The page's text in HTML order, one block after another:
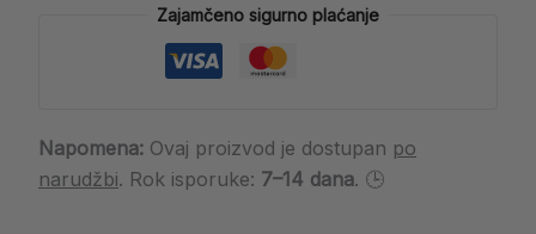
Zajamčeno sigurno plaćanje
Napomena: Ovaj proizvod je dostupan po
narudžbi. Rok isporuke: 7–14 dana. 🕒